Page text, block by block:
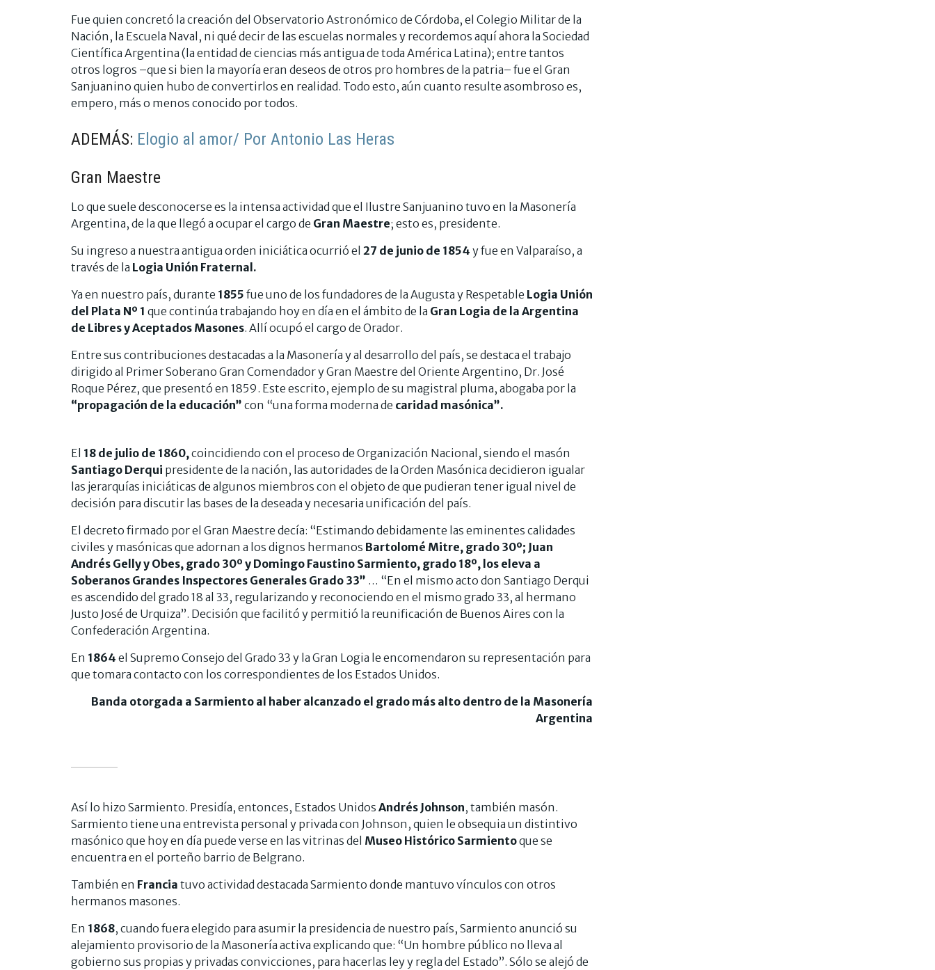
Fue quien concretó la creación del Observatorio Astronómico de Córdoba, el Colegio Militar de la
Nación, la Escuela Naval, ni qué decir de las escuelas normales y recordemos aquí ahora la Sociedad
Científica Argentina (la entidad de ciencias más antigua de toda América Latina); entre tantos
otros logros –que si bien la mayoría eran deseos de otros pro hombres de la patria– fue el Gran
Sanjuanino quien hubo de convertirlos en realidad. Todo esto, aún cuanto resulte asombroso es,
empero, más o menos conocido por todos.
ADEMÁS: Elogio al amor/ Por Antonio Las Heras
Gran Maestre
Lo que suele desconocerse es la intensa actividad que el Ilustre Sanjuanino tuvo en la Masonería
Argentina, de la que llegó a ocupar el cargo de Gran Maestre; esto es, presidente.
Su ingreso a nuestra antigua orden iniciática ocurrió el 27 de junio de 1854 y fue en Valparaíso, a
través de la Logia Unión Fraternal.
Ya en nuestro país, durante 1855 fue uno de los fundadores de la Augusta y Respetable Logia Unión
del Plata Nº 1 que continúa trabajando hoy en día en el ámbito de la Gran Logia de la Argentina
de Libres y Aceptados Masones. Allí ocupó el cargo de Orador.
Entre sus contribuciones destacadas a la Masonería y al desarrollo del país, se destaca el trabajo
dirigido al Primer Soberano Gran Comendador y Gran Maestre del Oriente Argentino, Dr. José
Roque Pérez, que presentó en 1859. Este escrito, ejemplo de su magistral pluma, abogaba por la
“propagación de la educación” con “una forma moderna de caridad masónica”.
El 18 de julio de 1860, coincidiendo con el proceso de Organización Nacional, siendo el masón
Santiago Derqui presidente de la nación, las autoridades de la Orden Masónica decidieron igualar
las jerarquías iniciáticas de algunos miembros con el objeto de que pudieran tener igual nivel de
decisión para discutir las bases de la deseada y necesaria unificación del país.
El decreto firmado por el Gran Maestre decía: “Estimando debidamente las eminentes calidades
civiles y masónicas que adornan a los dignos hermanos Bartolomé Mitre, grado 30º; Juan
Andrés Gelly y Obes, grado 30º y Domingo Faustino Sarmiento, grado 18º, los eleva a
Soberanos Grandes Inspectores Generales Grado 33” … “En el mismo acto don Santiago Derqui
es ascendido del grado 18 al 33, regularizando y reconociendo en el mismo grado 33, al hermano
Justo José de Urquiza”. Decisión que facilitó y permitió la reunificación de Buenos Aires con la
Confederación Argentina.
En 1864 el Supremo Consejo del Grado 33 y la Gran Logia le encomendaron su representación para
que tomara contacto con los correspondientes de los Estados Unidos.
Banda otorgada a Sarmiento al haber alcanzado el grado más alto dentro de la Masonería
Argentina
Así lo hizo Sarmiento. Presidía, entonces, Estados Unidos Andrés Johnson, también masón.
Sarmiento tiene una entrevista personal y privada con Johnson, quien le obsequia un distintivo
masónico que hoy en día puede verse en las vitrinas del Museo Histórico Sarmientoque se
encuentra en el porteño barrio de Belgrano.
También en Francia tuvo actividad destacada Sarmiento donde mantuvo vínculos con otros
hermanos masones.
En 1868, cuando fuera elegido para asumir la presidencia de nuestro país, Sarmiento anunció su
alejamiento provisorio de la Masonería activa explicando que: “Un hombre público no lleva al
gobierno sus propias y privadas convicciones, para hacerlas ley y regla del Estado”. Sólo se alejó de